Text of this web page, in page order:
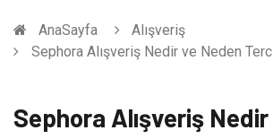
AnaSayfa
Alışveriş
Sephora Alışveriş Nedir ve Neden
Sephora Alışveriş